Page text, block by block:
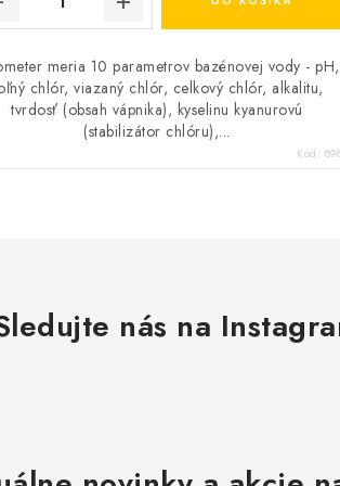
meria 10 parametrov bazénovej vody - pH,
chlór, viazaný chlór, celkový chlór, alkalitu,
tvrdosť (obsah vápnika), kyselinu kyanurovú
(stabilizátor chlóru),...
Kód:
nás na